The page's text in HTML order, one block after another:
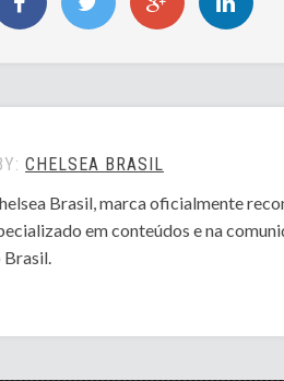
CHELSEA BRASIL
Brasil, marca oficialmente
em conteúdos e na
Brasil.